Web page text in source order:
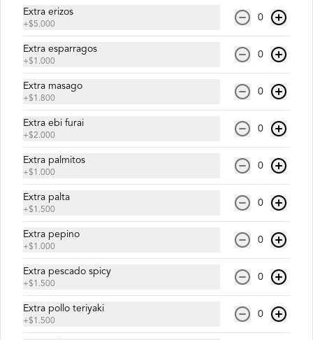
Salmón, palta y queso crema.
Pedrito Roll
Camarón furay, queso crema y palta,
envuelto en salmón con salsa unagi.
$9.500
Extra erizos
+$5.000
0
Extra esparragos
+$1.000
0
Extra masago
+$1.800
0
Extra ebi furai
+$2.000
0
Extra palmitos
+$1.000
0
Extra palta
+$1.500
0
Extra pepino
+$1.000
0
Extra pescado spicy
+$1.500
0
Extra pollo teriyaki
+$1.500
0